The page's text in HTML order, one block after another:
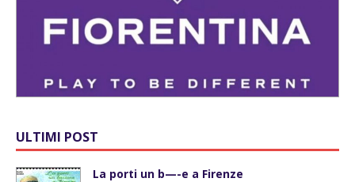
ULTIMI POST
La porti un b—-e a Firenze